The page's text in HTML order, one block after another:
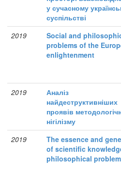
у сучасному
суспільстві
2019
Social and
problems of the
enlightenment
2019
Аналіз
найдеструктивніших
проявів
нігілізму
2019
The essence and
of scientific
philosophical